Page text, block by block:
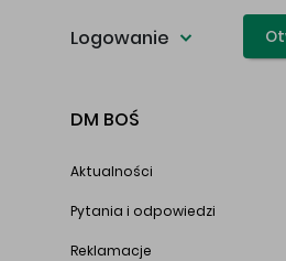
Logowanie
DM BOŚ
Aktualności
Pytania i odpowiedzi
Reklamacje